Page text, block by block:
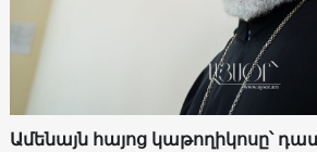
Ամենայն հայոց կաթողիկոսը՝